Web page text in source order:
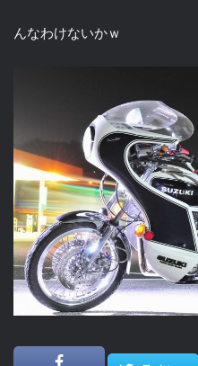
んなわけないかｗ